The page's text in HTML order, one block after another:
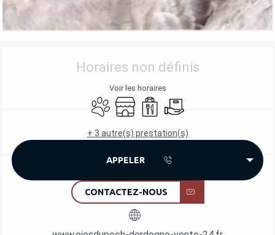
OUVERTURE ET COORDONNÉES
Horaires non définis
Voir les horaires
Animaux acceptés
BoutiqueVente à emporter
Livraison
+ 3 autre(s) prestation(s)
APPELER
CONTACTEZ-NOUS